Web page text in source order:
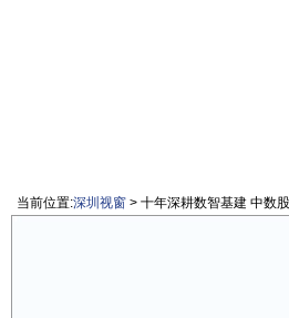
当前位置:深圳视窗 > 十年深耕数智基建 中数